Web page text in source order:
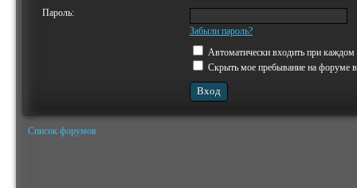
Пароль:
Забыли пароль?
Автоматически входить при каждом
Скрыть мое пребывание на форуме в
Список форумов